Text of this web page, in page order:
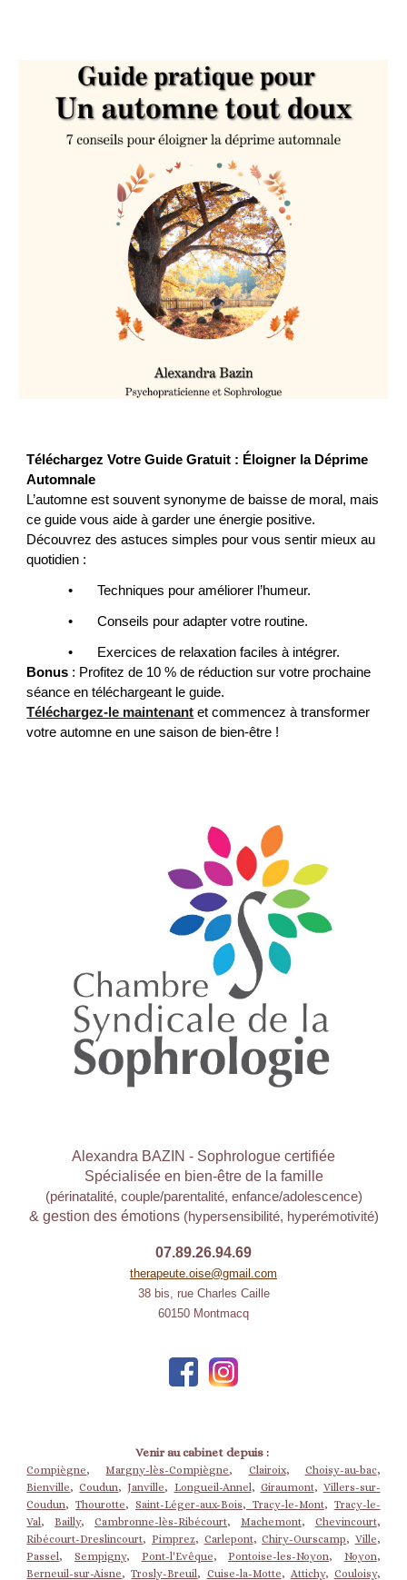
Téléchargez Votre Guide Gratuit : Éloigner la Déprime
Automnale
L’automne est souvent synonyme de baisse de moral, mais
ce guide vous aide à garder une énergie positive.
Découvrez des astuces simples pour vous sentir mieux au
quotidien :
• Techniques pour améliorer l’humeur.
• Conseils pour adapter votre routine.
•
Exercices de relaxation faciles à intégrer.
Bonus : Profitez de 10 % de réduction sur votre prochaine
séance en téléchargeant le guide.
Téléchargez-le maintenant et commencez à transformer
votre automne en une saison de bien-être !
Alexandra BAZIN - Sophrologue certifiée
Spécialisée en bien-être de la famille
(périnatalité, couple/parentalité, enfance/adolescence)
& gestion des émotions (hypersensibilité, hyperémotivité)
07.89.26.94.69
therapeute.oise@gmail.com
38 bis, rue Charles Caille
60150 Montmacq
Venir au cabinet depuis :
Compiègne,Margny-lès-Compiègne, Clairoix, Choisy-au-bac,
Bienville,Coudun, Janville, Longueil-Annel, Giraumont, Villers-sur-
Coudun,Thourotte,Saint-Léger-aux-Bois, Tracy-le-Mont, Tracy-le-
Val, Bailly,Cambronne-lès-Ribécourt, Machemont, Chevincourt,
Ribécourt-Dreslincourt, Pimprez, Carlepont,Chiry-Ourscamp, Ville,
Passel, Sempigny, Pont-l'Evêque, Pontoise-les-Noyon, Noyon,
Berneuil-sur-Aisne,Trosly-Breuil, Cuise-la-Motte, Attichy, Couloisy,